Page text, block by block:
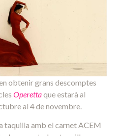
obtenir grans descomptes
Operettaque estarà al
al 4 de novembre.
taquilla amb el carnet ACEM